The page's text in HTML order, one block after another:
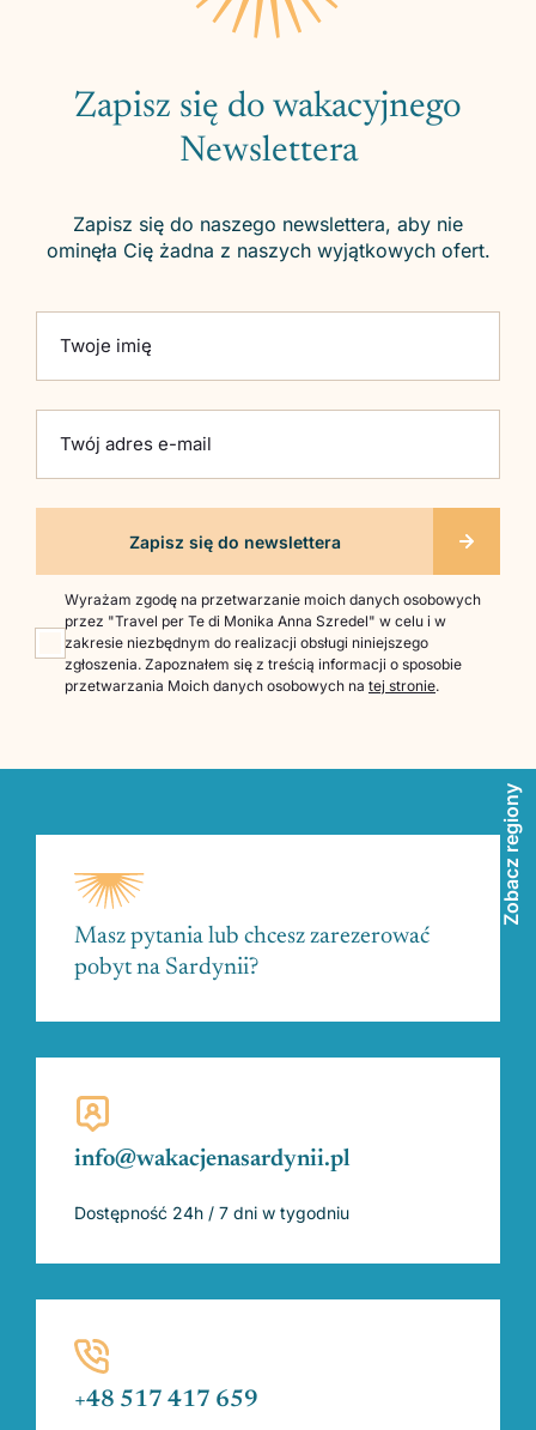
Zapisz się do wakacyjnego
Newslettera
Zapisz się do naszego newslettera, aby nie
ominęła Cię żadna z naszych wyjątkowych ofert.
Twoje imię
Twój adres e-mail
Wyrażam zgodę na przetwarzanie moich danych osobowych
przez "Travel per Te di Monika Anna Szredel" w celu i w
zakresie niezbędnym do realizacji obsługi niniejszego
zgłoszenia. Zapoznałem się z treścią informacji o sposobie
przetwarzania Moich danych osobowych na tej stronie.
Masz pytania lub chcesz zarezerować
pobyt na Sardynii?
info@wakacjenasardynii.pl
Dostępność 24h / 7 dni w tygodniu
+48 517 417 659
Zobacz regiony